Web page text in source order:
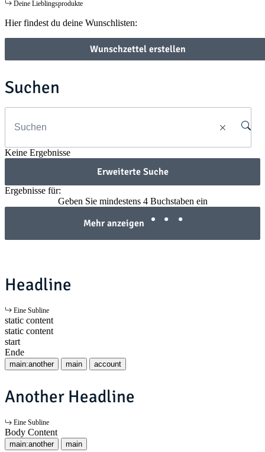
Deine Lieblingsprodukte
Hier findest du deine Wunschlisten:
Wunschzettel erstellen
Suchen
Keine Ergebnisse
Erweiterte Suche
Ergebnisse für:
Geben Sie mindestens 4 Buchstaben ein
Mehr anzeigen
Headline
Eine Subline
static content
static content
start
Ende
main:another main account
Another Headline
Eine Subline
Body Content
main:another main